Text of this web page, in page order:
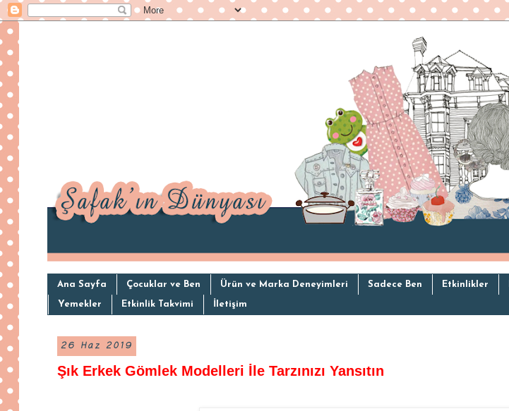
Ana Sayfa Çocuklar ve Ben Ürün ve Marka Deneyimleri Sadece Ben Etkinlikler
Yemekler Etkinlik Takvimi İletişim
26 Haz 2019
Şık Erkek Gömlek Modelleri İle Tarzınızı Yansıtın